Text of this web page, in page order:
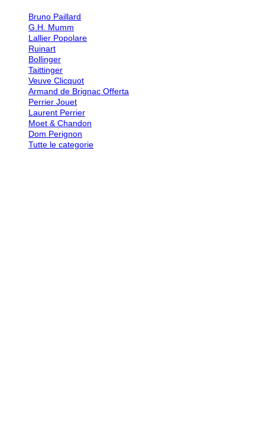
Bruno Paillard
G.H. Mumm
Lallier
Ruinart
Bollinger
Taittinger
Veuve Clicquot
Armand de Brignac
Perrier Jouet
Laurent Perrier
Moet & Chandon
Dom Perignon
Tutte le categorie